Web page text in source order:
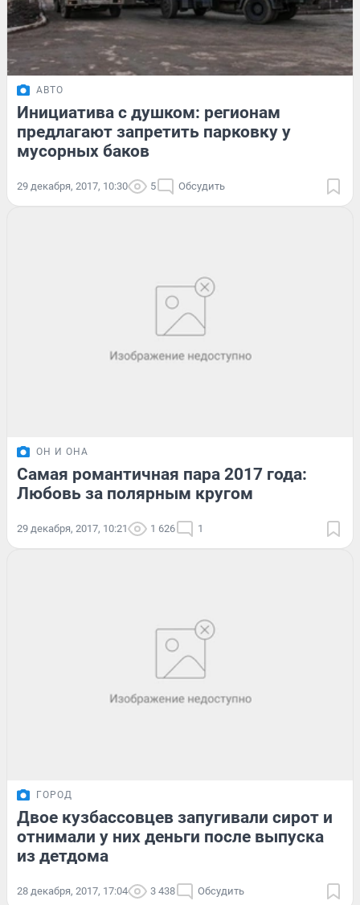
АВТО
Инициатива с душком: регионам
предлагают запретить парковку у
мусорных баков
29 декабря, 2017, 10:30 5 Обсудить
ОН И ОНА
Самая романтичная пара 2017 года:
Любовь за полярным кругом
29 декабря, 2017, 10:21 1 626 1
ГОРОД
Двое кузбассовцев запугивали сирот и
отнимали у них деньги после выпуска
из детдома
28 декабря, 2017, 17:04 3 438 Обсудить